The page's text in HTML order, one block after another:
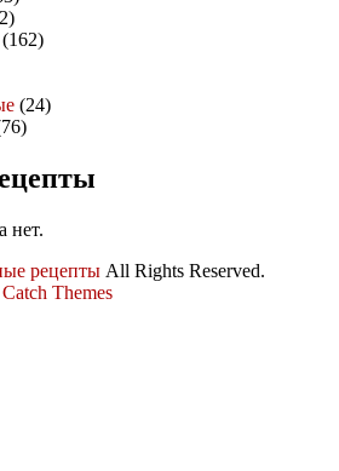
(162)
(24)
нет.
рецепты All Rights Reserved.
Catch Themes